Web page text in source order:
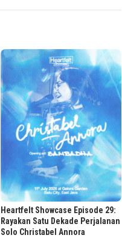
Heartfelt Showcase Episode 29:
Rayakan Satu Dekade Perjalanan
Solo Christabel Annora